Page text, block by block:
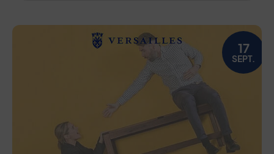
Liste des événements
17
SEPT.